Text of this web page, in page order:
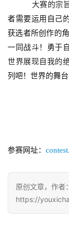
对
接
会
上
中
中
国
)
大赛的宗
者需要运用自己
获选者所创作的
一同战斗！勇于
世界展现自我的
列吧！世界的舞台
参赛网址：
原创文章，作者
https://